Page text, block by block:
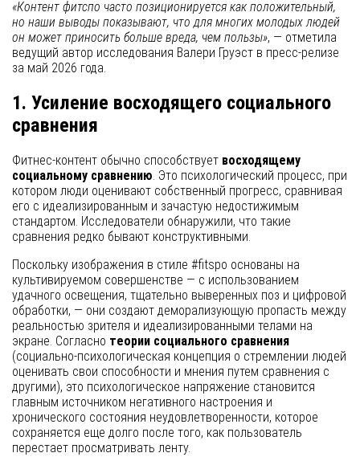
«Контент фитспо часто позиционируется как положительный,
но наши выводы показывают, что для многих молодых людей
он может приносить больше вреда, чем пользы», — отметила
ведущий автор исследования Валери Груэст в пресс-релизе
за май 2026 года.
1. Усиление восходящего социального
сравнения
Фитнес-контент обычно способствует восходящему
социальному сравнению. Это психологический процесс, при
котором люди оценивают собственный прогресс, сравнивая
его с идеализированным и зачастую недостижимым
стандартом. Исследователи обнаружили, что такие
сравнения редко бывают конструктивными.
Поскольку изображения в стиле #fitspo основаны на
культивируемом совершенстве — с использованием
удачного освещения, тщательно выверенных поз и цифровой
обработки, — они создают деморализующую пропасть между
реальностью зрителя и идеализированными телами на
экране. Согласно теории социального сравнения
(социально-психологическая концепция о стремлении людей
оценивать свои способности и мнения путем сравнения с
другими), это психологическое напряжение становится
главным источником негативного настроения и
хронического состояния неудовлетворенности, которое
сохраняется еще долго после того, как пользователь
перестает просматривать ленту.